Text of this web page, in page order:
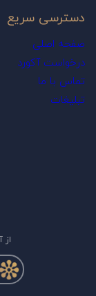
دسترسی سریع
صفحه اصلی
درخواست آکورد
تماس با ما
تبلیغات